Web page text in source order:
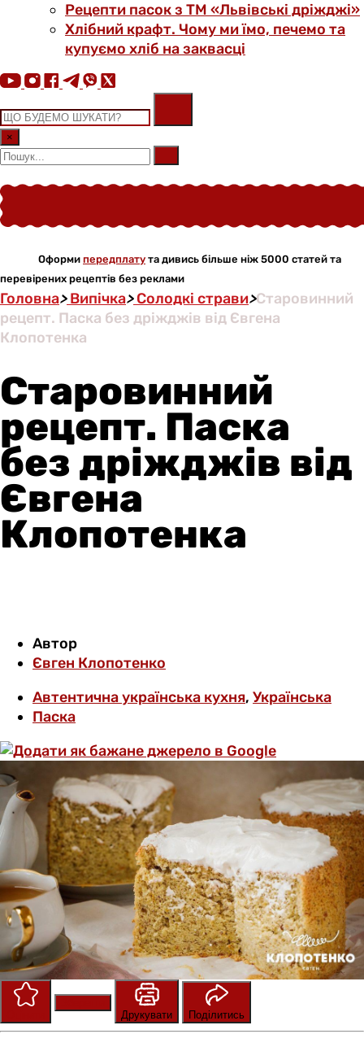
Рецепти пасок з ТМ «Львівські дріжджі»
Хлібний крафт. Чому ми їмо, печемо та
купуємо хліб на заквасці
×
Оформи передплату та дивись більше ніж 5000 статей та
перевірених рецептів без реклами
Головна>Випічка>Солодкі страви>Старовинний
рецепт. Паска без дріжджів від Євгена
Клопотенка
Старовинний
рецепт. Паска
без дріжджів від
Євгена
Клопотенка
Автор
Євген Клопотенко
Автентична українська кухня, Українська
Паска
Друкувати
Поділитись